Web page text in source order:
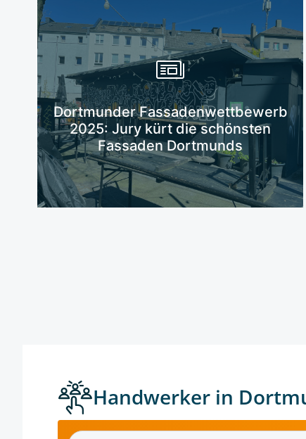
Dortmunder Fassadenwettbewerb
2025: Jury kürt die schönsten
Fassaden Dortmunds
Mehr erfahren
Handwerker in